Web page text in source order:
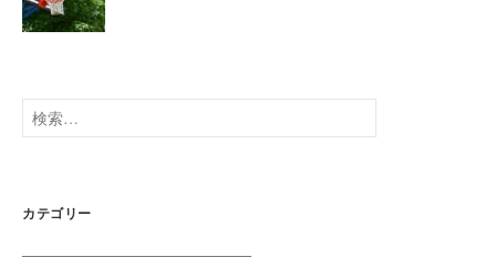
検
索:
カテゴリー